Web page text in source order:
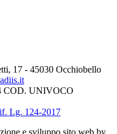
17 - 45030 Occhiobello
COD. UNIVOCO
Lg. 124-2017
e sviluppo sito web by